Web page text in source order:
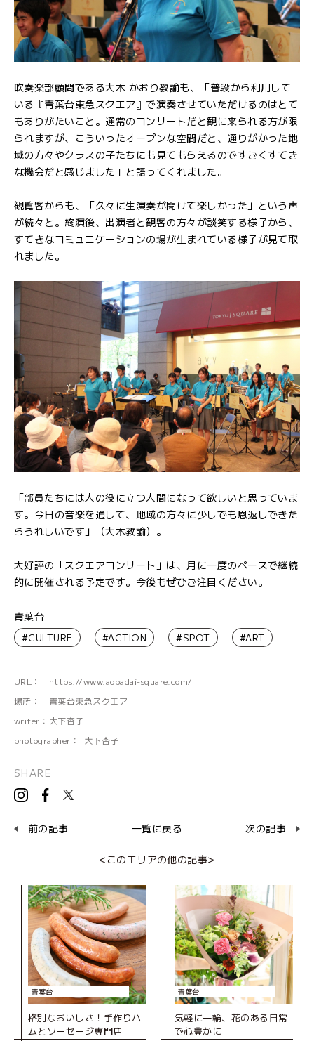
吹奏楽部顧問である大木 かおり教諭も、「普段から利用して
いる『青葉台東急スクエア』で演奏させていただけるのはとて
もありがたいこと。通常のコンサートだと観に来られる方が限
られますが、こういったオープンな空間だと、通りがかった地
域の方々やクラスの子たちにも見てもらえるのですごくすてき
な機会だと感じました」と語ってくれました。
観覧客からも、「久々に生演奏が聞けて楽しかった」という声
が続々と。終演後、出演者と観客の方々が談笑する様子から、
すてきなコミュニケーションの場が生まれている様子が見て取
れました。
「部員たちには人の役に立つ人間になって欲しいと思っていま
す。今日の音楽を通して、地域の方々に少しでも恩返しできた
らうれしいです」（大木教諭）。
大好評の「スクエアコンサート」は、月に一度のペースで継続
的に開催される予定です。今後もぜひご注目ください。
青葉台
#CULTURE #ACTION #SPOT #ART
URL：
https://www.aobadai-square.com/
場所：
青葉台東急スクエア
writer： 大下杏子
photographer：
大下杏子
SHARE
前の記事 一覧に戻る 次の記事
<このエリアの他の記事>
青葉台
格別なおいしさ！手作りハ
ムとソーセージ専門店
青葉台
気軽に一輪、花のある日常
で心豊かに